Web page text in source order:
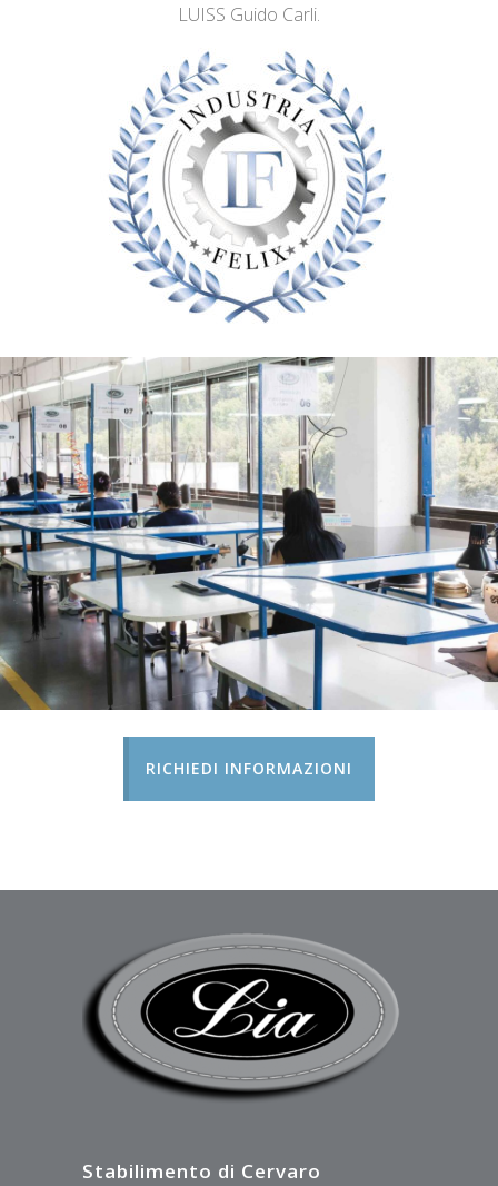
LUISS Guido Carli.
RICHIEDI INFORMAZIONI
Stabilimento di Cervaro